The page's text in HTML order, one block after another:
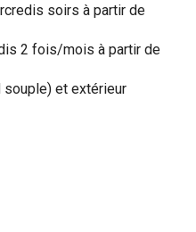
soirs à partir de
2 fois/mois à partir de
souple) et extérieur